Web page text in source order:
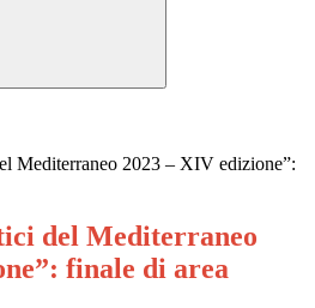
Mediterraneo 2023 – XIV edizione”:
del Mediterraneo
finale di area